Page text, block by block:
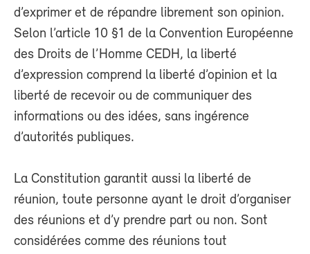
d’exprimer et de répandre librement son opinion.
Selon l’article 10 §1 de la Convention Européenne
des Droits de l’Homme CEDH, la liberté
d’expression comprend la liberté d’opinion et la
liberté de recevoir ou de communiquer des
informations ou des idées, sans ingérence
d’autorités publiques.
La Constitution garantit aussi la liberté de
réunion, toute personne ayant le droit d’organiser
des réunions et d’y prendre part ou non. Sont
considérées comme des réunions tout